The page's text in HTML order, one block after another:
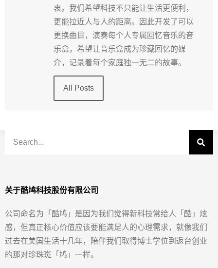
衷。我们希望科技不只能让生活更便利，
更能拉近人与人的距离。因此开发了可以
更换曲目，演奏每个人专属回忆音乐的音
乐盒，希望让音乐盒成为珍藏回忆的媒
介，记录着每个家庭独一无二的故事。
All Posts
关于酷鸠科技股份有限公司
公司命名为「酷鸠」是因为我们觉得新科技常给人「酷」炫
感，但真正核心价值应该要能满足人的心理需求，就像我们
过去在美国生活十几年，陪伴我们取得博士学位到返台创业
的那对珍珠斑「鸠」一样。